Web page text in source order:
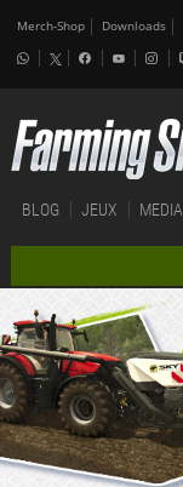
Merch-Shop Downloads
BLOG JEUX MEDIA